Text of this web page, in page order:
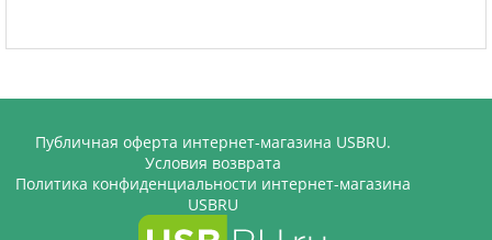
Публичная оферта интернет-магазина USBRU.
Условия возврата
Политика конфиденциальности интернет-магазина
USBRU